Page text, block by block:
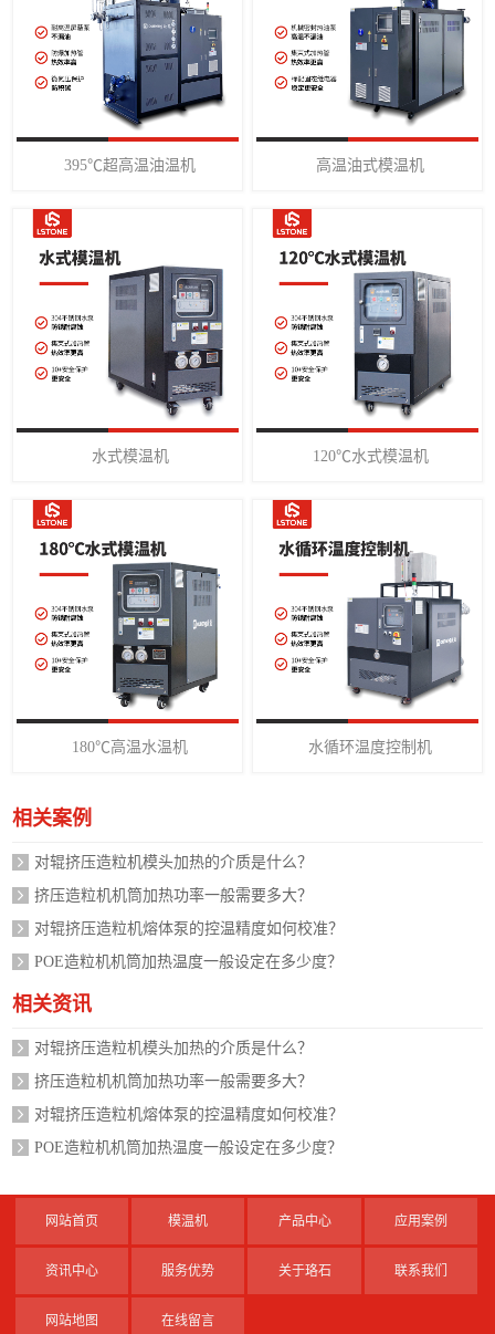
395℃超高温油温机 高温油式模温机
水式模温机 120℃水式模温机
180℃高温水温机 水循环温度控制机
相关案例
对辊挤压造粒机模头加热的介质是什么？
挤压造粒机机筒加热功率一般需要多大？
对辊挤压造粒机熔体泵的控温精度如何校准？
POE造粒机机筒加热温度一般设定在多少度？
相关资讯
对辊挤压造粒机模头加热的介质是什么？
挤压造粒机机筒加热功率一般需要多大？
对辊挤压造粒机熔体泵的控温精度如何校准？
POE造粒机机筒加热温度一般设定在多少度？
网站首页 模温机 产品中心 应用案例
资讯中心 服务优势 关于珞石 联系我们
网站地图 在线留言